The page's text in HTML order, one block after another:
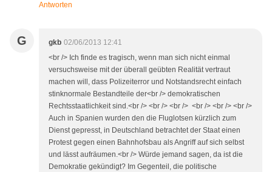
Antworten
G gkb 02/06/2013 12:41
<br /> Ich finde es tragisch, wenn man sich nicht einmal
versuchsweise mit der überall geübten Realität vertraut
machen will, dass Polizeiterror und Notstandsrecht einfach
stinknormale Bestandteile der<br /> demokratischen
Rechtsstaatlichkeit sind.<br /> <br /> <br /> <br /> <br /> <br />
Auch in Spanien wurden den die Fluglotsen kürzlich zum
Dienst gepresst, in Deutschland betrachtet der Staat einen
Protest gegen einen Bahnhofsbau als Angriff auf sich selbst
und lässt aufräumen.<br /> Würde jemand sagen, da ist die
Demokratie gekündigt? Im Gegenteil, die politische